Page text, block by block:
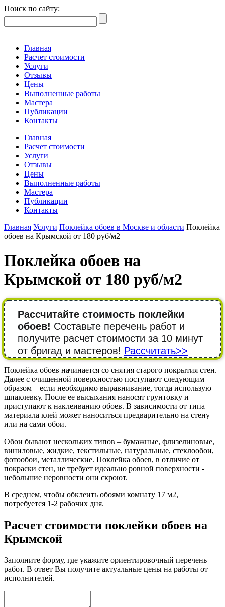
Поиск по сайту:
Главная
Расчет стоимости
Услуги
Отзывы
Цены
Выполненные работы
Мастера
Публикации
Контакты
Главная
Расчет стоимости
Услуги
Отзывы
Цены
Выполненные работы
Мастера
Публикации
Контакты
Главная Услуги Поклейка обоев в Москве и области Поклейка
обоев на Крымской от 180 руб/м2
Поклейка обоев на
Крымской от 180 руб/м2
Рассчитайте стоимость поклейки
обоев! Составьте перечень работ и
получите расчет стоимости за 10 минут
от бригад и мастеров! Рассчитать>>
Поклейка обоев начинается со снятия старого покрытия стен.
Далее с очищенной поверхностью поступают следующим
образом – если необходимо выравнивание, тогда использую
шпаклевку. После ее высыхания наносят грунтовку и
приступают к наклеиванию обоев. В зависимости от типа
материала клей может наноситься предварительно на стену
или на сами обои.
Обои бывают нескольких типов – бумажные, флизелиновые,
виниловые, жидкие, текстильные, натуральные, стеклообои,
фотообои, металлические. Поклейка обоев, в отличие от
покраски стен, не требует идеально ровной поверхности -
небольшие неровности они скроют.
В среднем, чтобы обклеить обоями комнату 17 м2,
потребуется 1-2 рабочих дня.
Расчет стоимости поклейки обоев на
Крымской
Заполните форму, где укажите ориентировочный перечень
работ. В ответ Вы получите актуальные цены на работы от
исполнителей.